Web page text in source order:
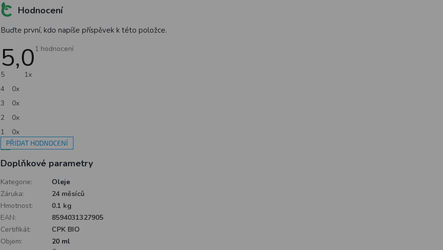
Hodnocení
Buďte první, kdo napíše příspěvek k této položce.
5,0 Průměrné
1 hodnocení
5
1x
4
0x
3
0x
2
0x
1
0x
PŘIDAT HODNOCENÍ
ý
i
s
o
n
o
Doplňkové parametry
Kategorie:
Oleje
Záruka:
24 měsíců
Hmotnost:
0.1 kg
EAN:
8594031327905
Certifikát:
CPK BIO
Objem:
20 ml